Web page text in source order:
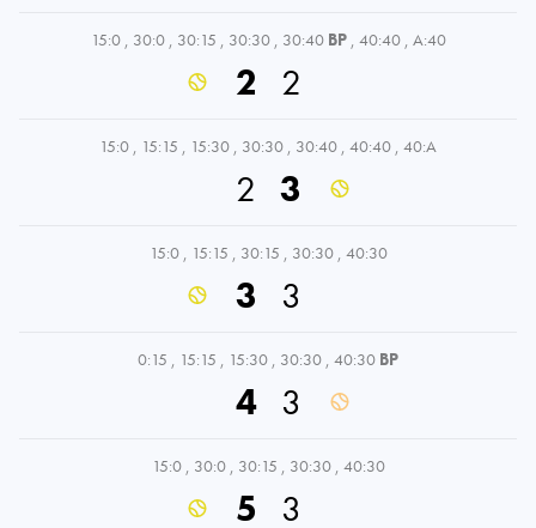
15:0 , 30:0 , 30:15 , 30:30 , 30:40 BP , 40:40 , A:40
2 2
15:0 , 15:15 , 15:30 , 30:30 , 30:40 , 40:40 , 40:A
2 3
15:0 , 15:15 , 30:15 , 30:30 , 40:30
3 3
0:15 , 15:15 , 15:30 , 30:30 , 40:30 BP
4 3
15:0 , 30:0 , 30:15 , 30:30 , 40:30
5 3